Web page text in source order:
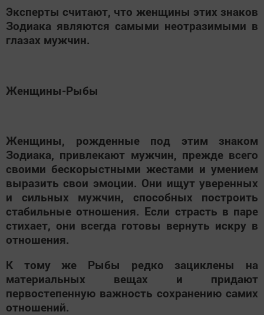
Эксперты считают, что женщины этих знаков
Зодиака являются самыми неотразимыми в
глазах мужчин.
Женщины-Рыбы
Женщины, рожденные под этим знаком
Зодиака, привлекают мужчин, прежде всего
своими бескорыстными жестами и умением
выразить свои эмоции. Они ищут уверенных
и сильных мужчин, способных построить
стабильные отношения. Если страсть в паре
стихает, они всегда готовы вернуть искру в
отношения.
К тому же Рыбы редко зациклены на
материальных вещах и придают
первостепенную важность сохранению самих
отношений.